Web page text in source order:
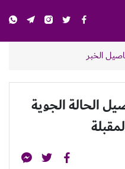
الخبر
الحالة الجوية